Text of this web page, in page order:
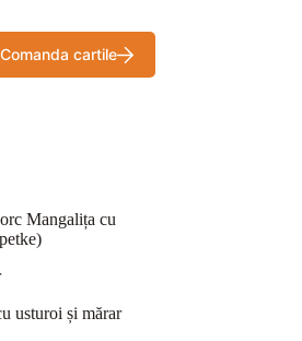
Comanda cartile
Mangalița cu
usturoi și mărar